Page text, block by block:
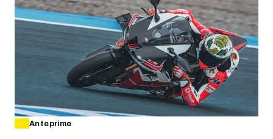
Anteprime